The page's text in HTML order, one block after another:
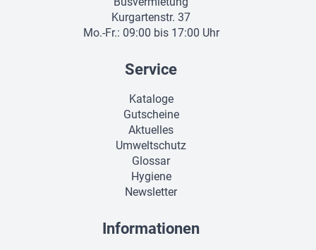
Kurgartenstr. 37
Mo.-Fr.: 09:00 bis 17:00 Uhr
Service
Kataloge
Gutscheine
Aktuelles
Umweltschutz
Glossar
Hygiene
Newsletter
Informationen